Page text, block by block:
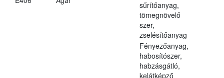
sűrítőanyag,
tömegnövelő
szer,
zselésítőanyag
Fényezőanyag,
habosítószer,
habzásgátló,
kelátképző